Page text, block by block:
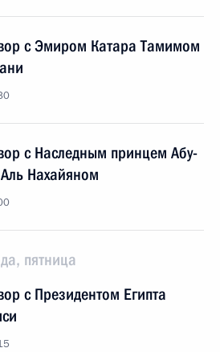
с Эмиром Катара Тамимом
с Наследным принцем Абу-
Нахайяном
пятница
с Президентом Египта